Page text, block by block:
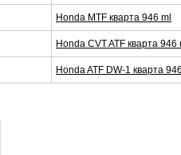
Honda MTF кварта 946 ml
Honda CVT ATF кварта 946
Honda ATF DW-1 кварта